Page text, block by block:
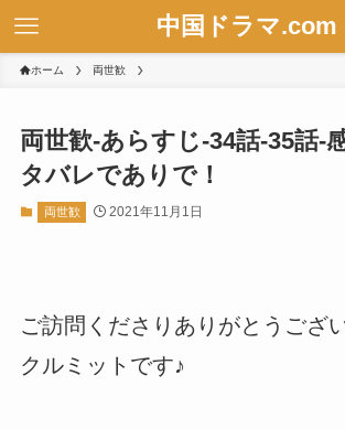
中国ドラマ.com
ホーム 両世歓
両世歓-あらすじ-34話-35話-
タバレでありで！
両世歓 2021年11月1日
ご訪問くださりありがとうござ
クルミットです♪